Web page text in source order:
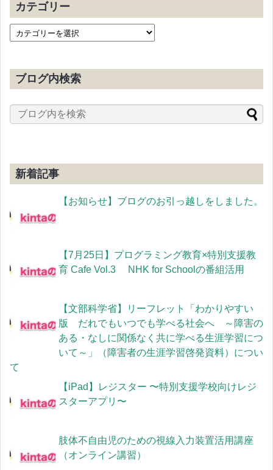
カテゴリー
ブログ内検索
新着記事
【お知らせ】ブログのお引っ越しをしました。
【7月25日】プログラミング教育×特別支援教
育 Cafe Vol.3 NHK for Schoolの番組活用
【文部科学省】リーフレット「わかりやすい
版 だれでもいつでも学べる社会へ ～障害の
ある・なしに関係なく共に学べる生涯学習につ
いて～」（障害者の生涯学習啓発資料）につい
て
【iPad】レジスター 〜特別支援学校向けレジ
スターアプリ〜
肢体不自由児のための視線入力装置活用講座
（オンライン講習）